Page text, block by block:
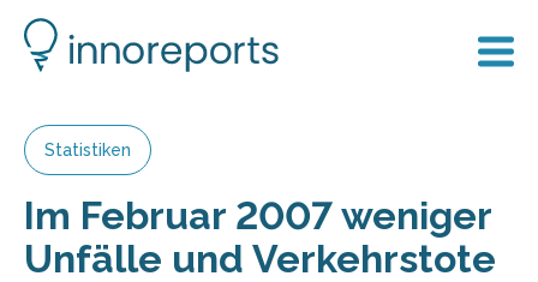
Statistiken
Im Februar 2007 weniger
Unfälle und Verkehrstote